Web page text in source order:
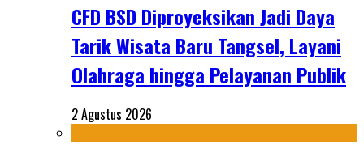
CFD BSD Diproyeksikan Jadi Daya
Tarik Wisata Baru Tangsel, Layani
Olahraga hingga Pelayanan Publik
2 Agustus 2026